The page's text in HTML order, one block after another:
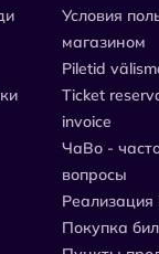
Условия
магазином
Piletid
Ticket
invoice
ЧаВо -
вопросы
Реализация
Покупка